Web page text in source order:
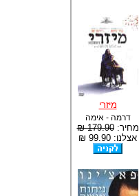
מיזרי
דרמה - אימה
מחיר:179.90 ₪
אצלנו: 99.90 ₪